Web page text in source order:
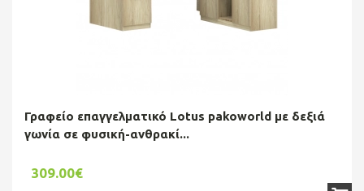
Γραφείο επαγγελματικό Lotus pakoworld με δεξιά
γωνία σε φυσική-ανθρακί...
309.00€